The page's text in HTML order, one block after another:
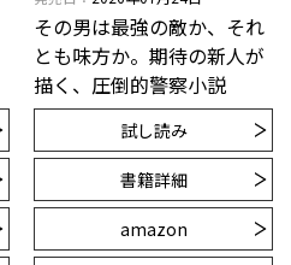
その男は最強の敵か、それ
とも味方か。期待の新人が
描く、圧倒的警察小説
試し読み
書籍詳細
amazon